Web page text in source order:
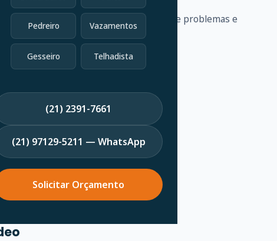
Pedreiro Vazamentos
Gesseiro Telhadista
(21) 2391-7661
(21) 97129-5211 — WhatsApp
Solicitar Orçamento
ajudam a identificar uma variedade de problemas e